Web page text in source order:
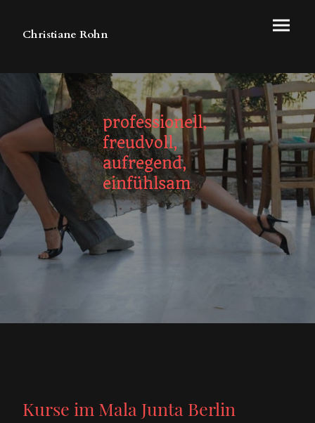
Christiane Rohn
professionell,
freudvoll,
aufregend,
einfühlsam
Kurse im Mala Junta Berlin